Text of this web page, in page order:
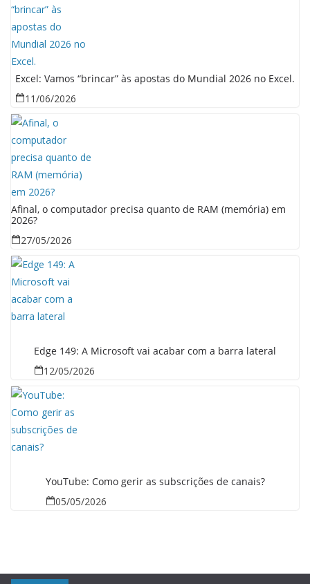
Excel: Vamos “brincar” às apostas do Mundial 2026 no Excel.
11/06/2026
Afinal, o computador precisa quanto de RAM (memória) em
2026?
27/05/2026
Edge 149: A Microsoft vai acabar com a barra lateral
12/05/2026
YouTube: Como gerir as subscrições de canais?
05/05/2026